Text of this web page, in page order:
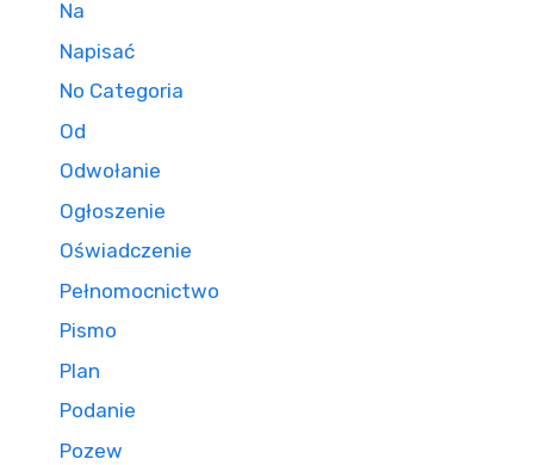
Na
Napisać
No Categoria
Od
Odwołanie
Ogłoszenie
Oświadczenie
Pełnomocnictwo
Pismo
Plan
Podanie
Pozew